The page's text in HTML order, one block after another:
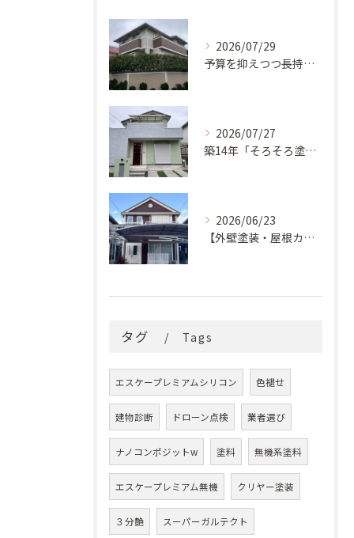
2026/07/29
予算を抑えつつ長持ち！築33年モルタル外壁と屋根の塗り替え
2026/07/27
築14年「そろそろ塗り替え時？」コケ・汚れが気になっていた神戸市北区M様邸が新築同様の美しい外観に蘇るまで
2026/06/23
【外壁塗装・屋根カバー工法】築29年の剥がれや汚れのお悩みを「ナノコンポジットW」と屋根カバー工法で解決
タグ Tags
エスケープレミアムシリコン 色褪せ
建物診断 ドローン点検 業者選び
ナノコンポジットw 塗料 無機系塗料
エスケープレミアム無機 クリヤー塗装
３分艶 スーパーガルテクト